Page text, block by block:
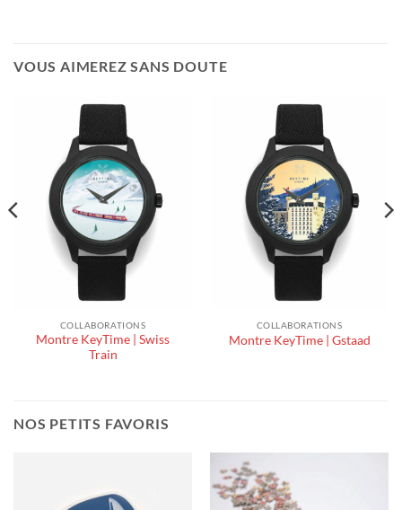
VOUS AIMEREZ SANS DOUTE
COLLABORATIONS
Montre KeyTime | Swiss
Train
COLLABORATIONS
Montre KeyTime | Gstaad
NOS PETITS FAVORIS